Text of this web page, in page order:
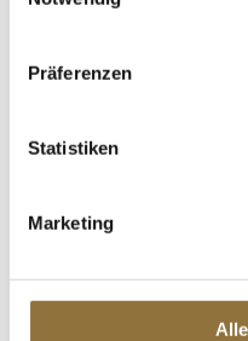
Präferenzen
Statistiken
Marketing
Jörg
€ 18,60*/ Liter